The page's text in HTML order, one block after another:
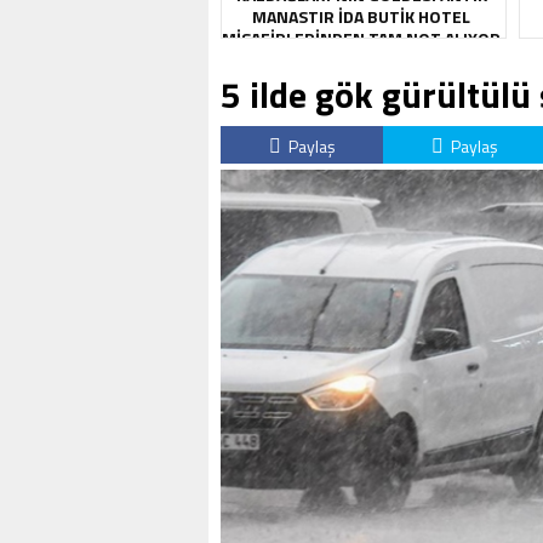
MANASTIR İDA BUTIK HOTEL
MISAFIRLERINDEN TAM NOT ALIYOR
5 ilde gök
Paylaş Paylaş